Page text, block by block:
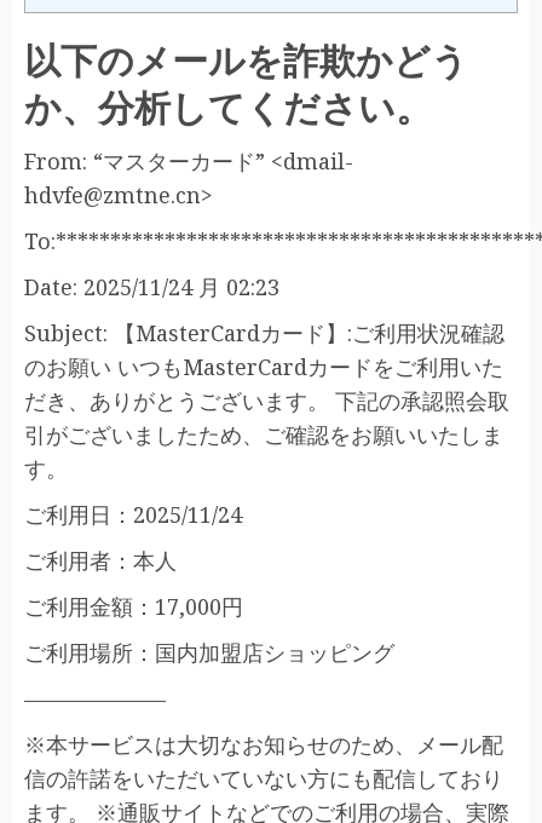
以下のメールを詐欺かどう
か、分析してください。
From: “マスターカード” <dmail-
hdvfe@zmtne.cn>
Date: 2025/11/24 月 02:23
Subject: 【MasterCardカード】:ご利用状況確認
のお願い いつもMasterCardカードをご利用いた
だき、ありがとうございます。 下記の承認照会取
引がございましたため、ご確認をお願いいたしま
す。
ご利用日：2025/11/24
ご利用者：本人
ご利用金額：17,000円
ご利用場所：国内加盟店ショッピング
——————–
※本サービスは大切なお知らせのため、メール配
信の許諾をいただいていない方にも配信しており
ます。 ※通販サイトなどでのご利用の場合、実際